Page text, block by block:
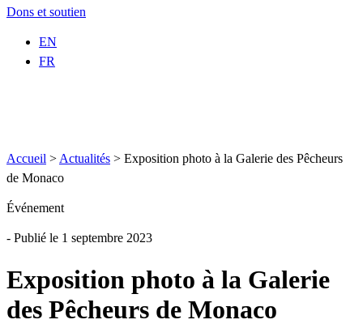
Dons et soutien
EN
FR
Accueil > Actualités > Exposition photo à la Galerie des Pêcheurs
de Monaco
Événement
- Publié le 1 septembre 2023
Exposition photo à la Galerie
des Pêcheurs de Monaco